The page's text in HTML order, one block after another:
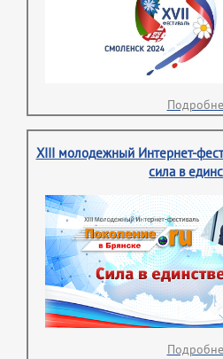
XIII молодежный Интернет-
сила в